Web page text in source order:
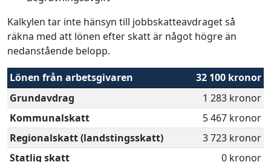
Kalkylen tar inte hänsyn till jobbskatteavdraget så
räkna med att lönen efter skatt är något högre än
nedanstående belopp.
Lönen från arbetsgivaren
32 100 kronor
Grundavdrag
1 283 kronor
Kommunalskatt
5 467 kronor
Regionalskatt (landstingsskatt)
3 723 kronor
Statlig skatt
0 kronor